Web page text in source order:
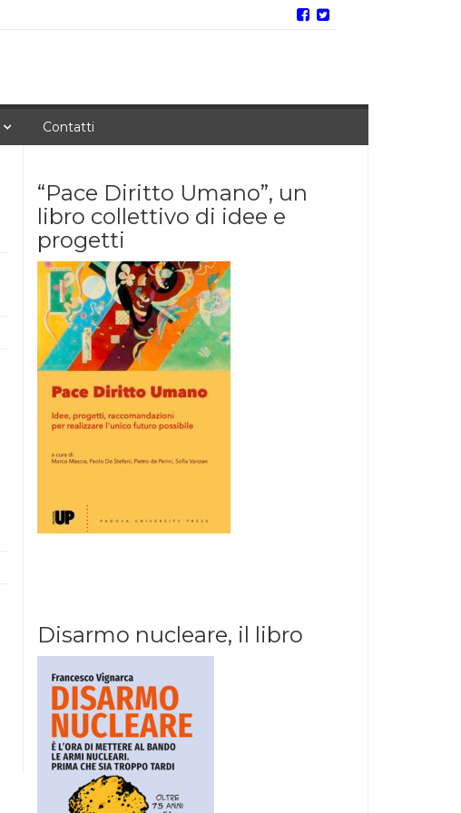
Contatti
“Pace Diritto Umano”, un
libro collettivo di idee e
progetti
Disarmo nucleare, il libro